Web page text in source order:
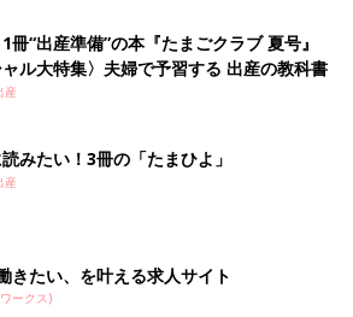
冊“出産準備”の本『たまごクラブ 夏号』
ャル大特集〉夫婦で予習する 出産の教科書
産
みたい！3冊の「たまひよ」
産
きたい、を叶える求人サイト
ークス)